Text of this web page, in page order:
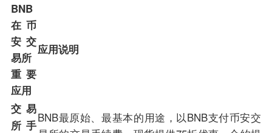
BNB
在币
安交
易所
重要
应用
应用说明
交易
所手
BNB最原始、最基本的用途，以BNB支付币安交